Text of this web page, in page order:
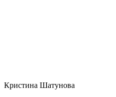
Кристина Шатунова